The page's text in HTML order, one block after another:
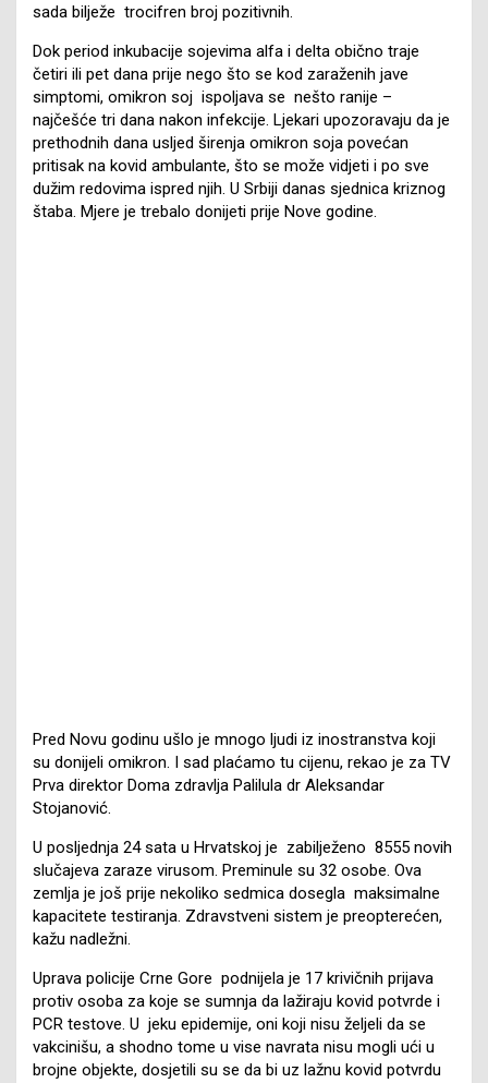
sada bilježe trocifren broj pozitivnih.
Dok period inkubacije sojevima alfa i delta obično traje
četiri ili pet dana prije nego što se kod zaraženih jave
simptomi, omikron soj ispoljava se nešto ranije –
najčešće tri dana nakon infekcije. Ljekari upozoravaju da je
prethodnih dana usljed širenja omikron soja povećan
pritisak na kovid ambulante, što se može vidjeti i po sve
dužim redovima ispred njih. U Srbiji danas sjednica kriznog
štaba. Mjere je trebalo donijeti prije Nove godine.
Pred Novu godinu ušlo je mnogo ljudi iz inostranstva koji
su donijeli omikron. I sad plaćamo tu cijenu, rekao je za TV
Prva direktor Doma zdravlja Palilula dr Aleksandar
Stojanović.
U posljednja 24 sata u Hrvatskoj je zabilježeno 8555 novih
slučajeva zaraze virusom. Preminule su 32 osobe. Ova
zemlja je još prije nekoliko sedmica dosegla maksimalne
kapacitete testiranja. Zdravstveni sistem je preopterećen,
kažu nadležni.
Uprava policije Crne Gore podnijela je 17 krivičnih prijava
protiv osoba za koje se sumnja da lažiraju kovid potvrde i
PCR testove. U jeku epidemije, oni koji nisu željeli da se
vakcinišu, a shodno tome u vise navrata nisu mogli ući u
brojne objekte, dosjetili su se da bi uz lažnu kovid potvrdu